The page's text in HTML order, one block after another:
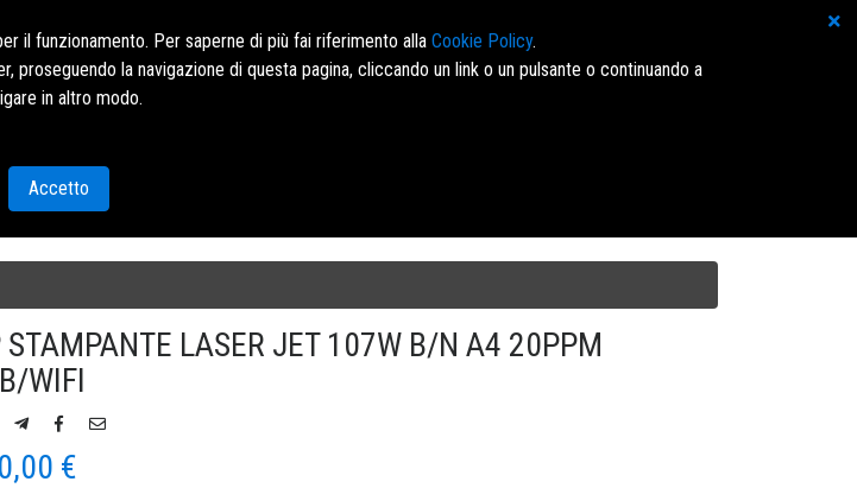
GS INFORMATICA SRL
STAMPANTE LASER JET 107W B/N A4 20PPM
WIFI
€
il funzionamento. Per saperne di più fai riferimento alla Cookie Policy.
la navigazione di questa pagina, cliccando un link o un pulsante o continuando a
in altro modo.
Accetto